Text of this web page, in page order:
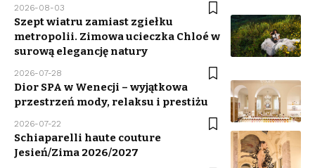
2026-08-03
Szept wiatru zamiast zgiełku
metropolii. Zimowa ucieczka Chloé w
surową elegancję natury
2026-07-28
Dior SPA w Wenecji – wyjątkowa
przestrzeń mody, relaksu i prestiżu
2026-07-22
Schiaparelli haute couture
Jesień/Zima 2026/2027